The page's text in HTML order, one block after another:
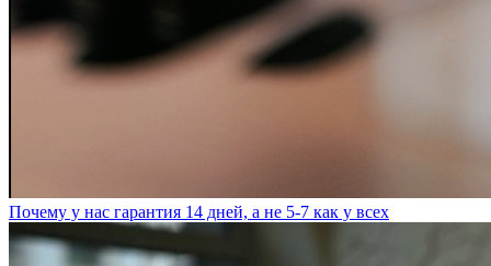
Почему у нас гарантия 14 дней, а не 5-7 как у всех